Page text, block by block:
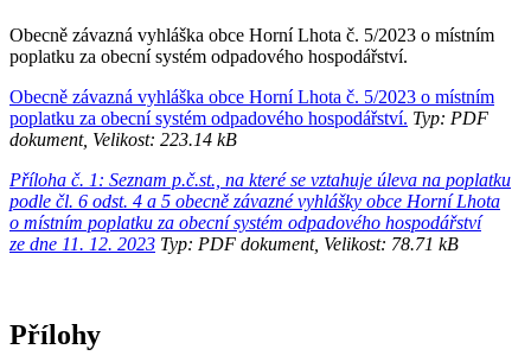
Obecně závazná vyhláška obce Horní Lhota č. 5/2023 o místním
poplatku za obecní systém odpadového hospodářství.
Obecně závazná vyhláška obce Horní Lhota č. 5/2023 o místním
poplatku za obecní systém odpadového hospodářství. Typ: PDF
dokument, Velikost: 223.14 kB
Příloha č. 1: Seznam p.č.st., na které se vztahuje úleva na poplatku
podle čl. 6 odst. 4 a 5 obecně závazné vyhlášky obce Horní Lhota
o místním poplatku za obecní systém odpadového hospodářství
ze dne 11. 12. 2023 Typ: PDF dokument, Velikost: 78.71 kB
Přílohy